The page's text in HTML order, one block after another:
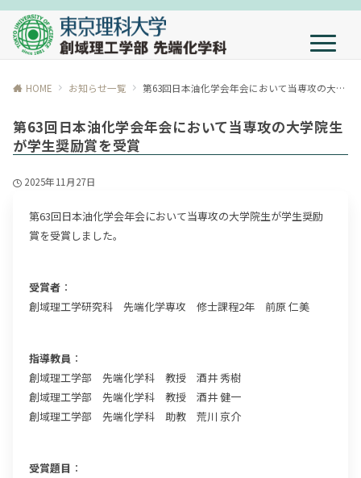
HOME お知らせ一覧 第63回日本油化学会年会において当専攻の大学院生が学生奨励賞を受賞
第63回日本油化学会年会において当専攻の大学院生
が学生奨励賞を受賞
2025年11月27日
第63回日本油化学会年会において当専攻の大学院生が学生奨励
賞を受賞しました。
受賞者 ：
創域理工学研究科 先端化学専攻 修士課程2年 前原 仁美
指導教員 ：
創域理工学部 先端化学科 教授 酒井 秀樹
創域理工学部 先端化学科 教授 酒井 健一
創域理工学部 先端化学科 助教 荒川 京介
受賞題目 ：